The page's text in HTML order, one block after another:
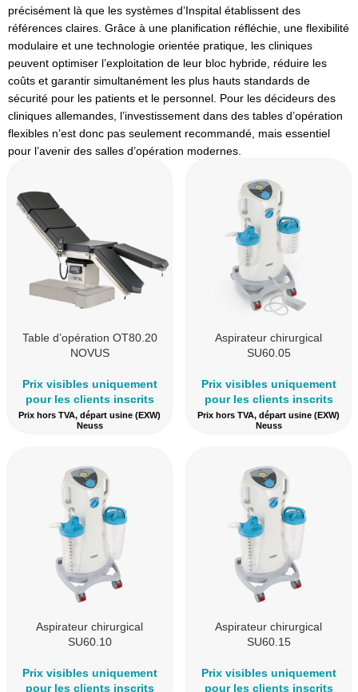
précisément là que les systèmes d’Inspital établissent des
références claires. Grâce à une planification réfléchie, une flexibilité
modulaire et une technologie orientée pratique, les cliniques
peuvent optimiser l’exploitation de leur bloc hybride, réduire les
coûts et garantir simultanément les plus hauts standards de
sécurité pour les patients et le personnel. Pour les décideurs des
cliniques allemandes, l’investissement dans des tables d’opération
flexibles n’est donc pas seulement recommandé, mais essentiel
pour l’avenir des salles d’opération modernes.
Table d’opération OT80.20
NOVUS
Prix visibles uniquement
pour les clients inscrits
Prix hors TVA, départ usine (EXW)
Neuss
Aspirateur chirurgical
SU60.05
Prix visibles uniquement
pour les clients inscrits
Prix hors TVA, départ usine (EXW)
Neuss
Aspirateur chirurgical
SU60.10
Prix visibles uniquement
pour les clients inscrits
Aspirateur chirurgical
SU60.15
Prix visibles uniquement
pour les clients inscrits